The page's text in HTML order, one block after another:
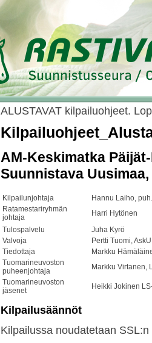
ALUSTAVAT kilpailuohjeet.
AM-Keskimatka
Suunnistava
Kilpailunjohtaja
Hannu Laiho,
Ratamestariryhmän
johtaja
Harri Hytönen
Tulospalvelu
Juha Kyrö
Valvoja
Pertti Tuomi, AskU
Tiedottaja
Markku
Tuomarineuvoston
puheenjohtaja
Markku Virtanen,
Tuomarineuvoston
jäsenet
Heikki Jokinen
Kilpailusäännöt
Kilpailussa noudatetaan